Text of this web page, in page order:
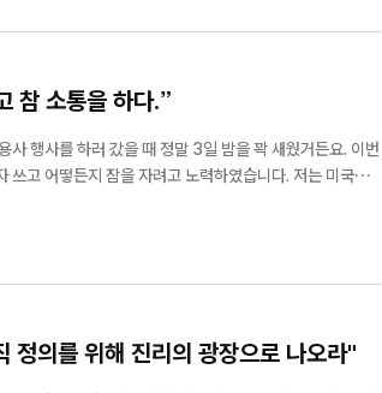
참 소통을 하다.”
행사를 하러 갔을 때 정말 3일 밤을 꽉 새웠거든요. 이번
쓰고 어떻든지 잠을 자려고 노력하였습니다. 저는 미국에
의를 위해 진리의 광장으로 나오라"